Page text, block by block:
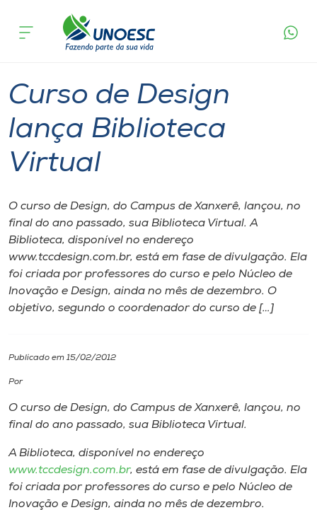
Cursos
Pesquisa
Atendimento ao Estudante
Portal de Ensino
A
Internacionalização
Cultura
CPA
acontece
Curso de Design
lança Biblioteca
Virtual
O curso de Design, do Campus de Xanxerê, lançou, no
final do ano passado, sua Biblioteca Virtual. A
Biblioteca, disponível no endereço
www.tccdesign.com.br, está em fase de divulgação. Ela
foi criada por professores do curso e pelo Núcleo de
Inovação e Design, ainda no mês de dezembro. O
objetivo, segundo o coordenador do curso de […]
Publicado em 15/02/2012
Por
O curso de Design, do Campus de Xanxerê, lançou, no
final do ano passado, sua Biblioteca Virtual.
A Biblioteca, disponível no endereço
www.tccdesign.com.br, está em fase de divulgação. Ela
foi criada por professores do curso e pelo Núcleo de
Inovação e Design, ainda no mês de dezembro.